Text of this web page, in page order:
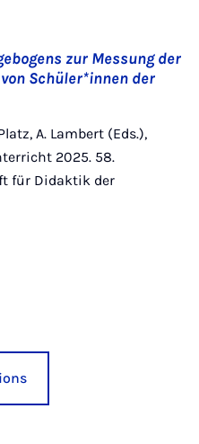
zur Messung der
Schüler*innen der
A. Lambert (Eds.),
2025. 58.
für Didaktik der